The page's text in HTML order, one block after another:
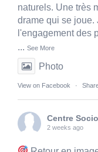
naturels. Une très
drame qui se joue.
l'engagement des
... See More
Photo
View on Facebook ·
Centre
2 weeks ago